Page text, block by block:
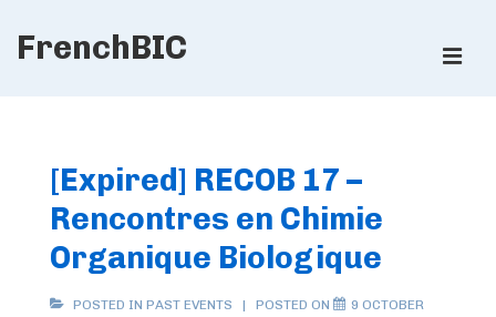
SkipFrenchBIC
[Expired] RECOB 17 –
Rencontres en Chimie
Organique Biologique
POSTED IN PAST EVENTS POSTED ON
9 OCTOBER